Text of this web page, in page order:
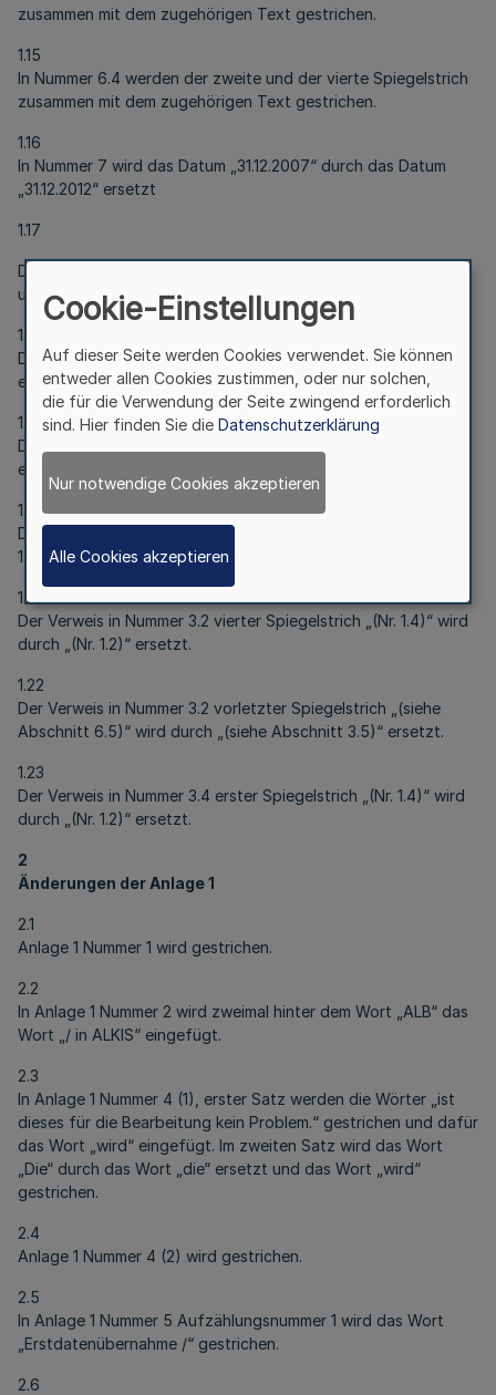
zusammen mit dem zugehörigen Text gestrichen.
1.15
In Nummer 6.4 werden der zweite und der vierte Spiegelstrich
zusammen mit dem zugehörigen Text gestrichen.
1.16
In Nummer 7 wird das Datum „31.12.2007“ durch das Datum
„31.12.2012“ ersetzt
1.17
Die bisherigen Nummern 6 und 7 werden zu den Nummern 3
und 4.
1.18
Der Verweis in Nummer 1.2 (2) „(Nr. 1.3)“ wird durch „(Nr. 1.1)“
ersetzt.
1.19
Der Verweis in Nummer 3.1 (1) „(Nr. 1.3)“ wird durch „(Nr. 1.1)“
ersetzt.
1.20
Der Verweis in Nummer 3.2 dritter Spiegelstrich „(Nrn. 1.3 und
1.4)“ wird durch „(Nrn. 1.1 und 1.2)“ ersetzt.
1.21
Der Verweis in Nummer 3.2 vierter Spiegelstrich „(Nr. 1.4)“ wird
durch „(Nr. 1.2)“ ersetzt.
1.22
Der Verweis in Nummer 3.2 vorletzter Spiegelstrich „(siehe
Abschnitt 6.5)“ wird durch „(siehe Abschnitt 3.5)“ ersetzt.
1.23
Der Verweis in Nummer 3.4 erster Spiegelstrich „(Nr. 1.4)“ wird
durch „(Nr. 1.2)“ ersetzt.
2
Änderungen der Anlage 1
2.1
Anlage 1 Nummer 1 wird gestrichen.
2.2
In Anlage 1 Nummer 2 wird zweimal hinter dem Wort „ALB“ das
Wort „/ in ALKIS“ eingefügt.
2.3
In Anlage 1 Nummer 4 (1), erster Satz werden die Wörter „ist
dieses für die Bearbeitung kein Problem.“ gestrichen und dafür
das Wort „wird“ eingefügt. Im zweiten Satz wird das Wort
„Die“ durch das Wort „die“ ersetzt und das Wort „wird“
gestrichen.
2.4
Anlage 1 Nummer 4 (2) wird gestrichen.
2.5
In Anlage 1 Nummer 5 Aufzählungsnummer 1 wird das Wort
„Erstdatenübernahme /“ gestrichen.
2.6
Cookie-Einstellungen
Auf dieser Seite werden Cookies verwendet. Sie können
entweder allen Cookies zustimmen, oder nur solchen,
die für die Verwendung der Seite zwingend erforderlich
sind. Hier finden Sie die Datenschutzerklärung
Nur notwendige Cookies akzeptieren
Alle Cookies akzeptieren